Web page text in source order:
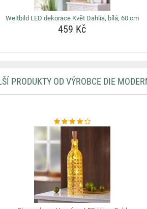
Weltbild LED dekorace Květ Dahlia, bílá, 60 cm
459 Kč
PRODUKTY OD VÝROBCE DIE